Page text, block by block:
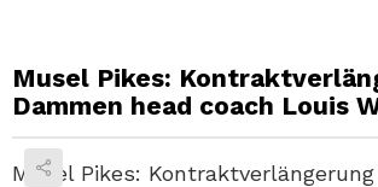
Musel Pikes:
Dammen head coach Louis
Musel Pikes: